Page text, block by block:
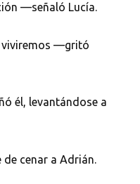
—señaló Lucía.
viviremos —gritó
él, levantándose a
cenar a Adrián.